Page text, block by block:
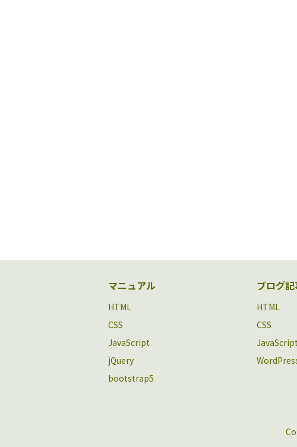
マニュアル
HTML
CSS
JavaScript
jQuery
bootstrap5
ブログ
HTML
CSS
JavaScript